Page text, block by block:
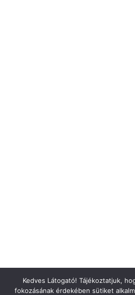
Kedves Látogató! Tájékoztatjuk,
fokozásának érdekében sütiket